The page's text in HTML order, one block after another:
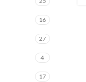
16
27
4
17